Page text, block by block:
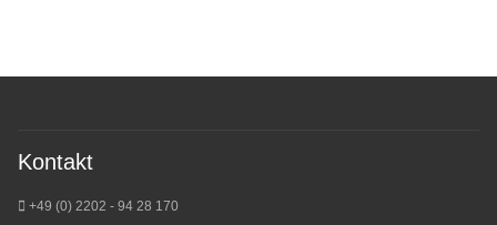
Kontakt
+49 (0) 2202 - 94 28 170